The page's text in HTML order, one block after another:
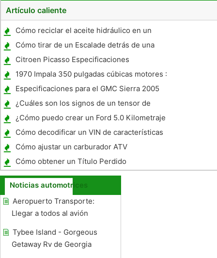
Artículo caliente
Cómo reciclar el aceite hidráulico en un
Tractor
Cómo tirar de un Escalade detrás de una
casa rodante
Citroen Picasso Especificaciones
1970 Impala 350 pulgadas cúbicas motores :
Especificaciones
Especificaciones para el GMC Sierra 2005
¿Cuáles son los signos de un tensor de
correa mal?
¿Cómo puedo crear un Ford 5.0 Kilometraje
de combustible?
Cómo decodificar un VIN de características
y opciones
Cómo ajustar un carburador ATV
Cómo obtener un Título Perdido
Noticias automotrices
Aeropuerto Transporte:
Llegar a todos al avión
Tybee Island - Gorgeous
Getaway Rv de Georgia